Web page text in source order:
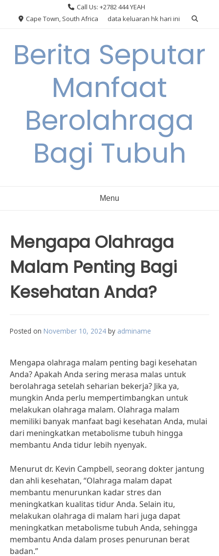
Call Us: +2782 444 YEAH
Cape Town, South Africa
data keluaran hk hari ini
Berita Seputar
Manfaat
Berolahraga
Bagi Tubuh
Menu
Mengapa Olahraga
Malam Penting Bagi
Kesehatan Anda?
Posted on November 10, 2024 by adminame
Mengapa olahraga malam penting bagi kesehatan
Anda? Apakah Anda sering merasa malas untuk
berolahraga setelah seharian bekerja? Jika ya,
mungkin Anda perlu mempertimbangkan untuk
melakukan olahraga malam. Olahraga malam
memiliki banyak manfaat bagi kesehatan Anda, mulai
dari meningkatkan metabolisme tubuh hingga
membantu Anda tidur lebih nyenyak.
Menurut dr. Kevin Campbell, seorang dokter jantung
dan ahli kesehatan, “Olahraga malam dapat
membantu menurunkan kadar stres dan
meningkatkan kualitas tidur Anda. Selain itu,
melakukan olahraga di malam hari juga dapat
meningkatkan metabolisme tubuh Anda, sehingga
membantu Anda dalam proses penurunan berat
badan.”